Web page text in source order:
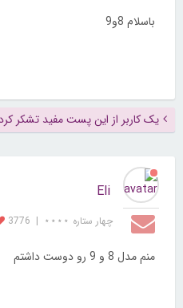
باسلام 8و9
یک کاربر از این پست مفید تشکر
Eli
چهار ستاره ⋆⋆⋆⋆ |
3776
منم مدل 8 و 9 رو دوست داشتم